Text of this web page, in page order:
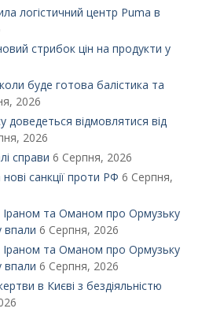
логістичний центр Puma в
стрибок цін на продукти у
буде готова балістика та
2026
доведеться відмовлятися від
2026
справи 6 Серпня, 2026
санкції проти РФ 6 Серпня,
Іраном та Оманом про Ормузьку
впали 6 Серпня, 2026
Іраном та Оманом про Ормузьку
впали 6 Серпня, 2026
в Києві з бездіяльністю